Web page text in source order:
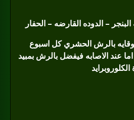
– الدوده القارضه – الحفار
بالرش الحشري كل اسبوع
عند الاصابه فيفضل بالرش بمبيد